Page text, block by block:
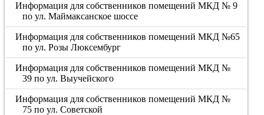
Информация для собственников помещений МКД № 9
по ул. Маймаксанское шоссе
Информация для собственников помещений МКД №65
по ул. Розы Люксембург
Информация для собственников помещений МКД №
39 по ул. Выучейского
Информация для собственников помещений МКД №
75 по ул. Советской